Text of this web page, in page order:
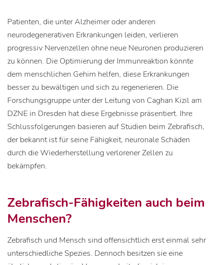
Patienten, die unter Alzheimer oder anderen
neurodegenerativen Erkrankungen leiden, verlieren
progressiv Nervenzellen ohne neue Neuronen produzieren
zu können. Die Optimierung der Immunreaktion könnte
dem menschlichen Gehirn helfen, diese Erkrankungen
besser zu bewältigen und sich zu regenerieren. Die
Forschungsgruppe unter der Leitung von Caghan Kizil am
DZNE in Dresden hat diese Ergebnisse präsentiert. Ihre
Schlussfolgerungen basieren auf Studien beim Zebrafisch,
der bekannt ist für seine Fähigkeit, neuronale Schäden
durch die Wiederherstellung verlorener Zellen zu
bekämpfen.
Zebrafisch-Fähigkeiten auch beim
Menschen?
Zebrafisch und Mensch sind offensichtlich erst einmal sehr
unterschiedliche Spezies. Dennoch besitzen sie eine